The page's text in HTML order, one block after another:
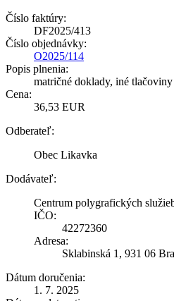
Číslo faktúry:
DF2025/413
Číslo objednávky:
O2025/114
Popis plnenia:
matričné doklady, iné tlačoviny
Cena:
36,53 EUR
Odberateľ:
Obec Likavka
Dodávateľ:
Centrum polygrafických
IČO:
42272360
Adresa:
Sklabinská 1, 931 06
Dátum doručenia:
1. 7. 2025